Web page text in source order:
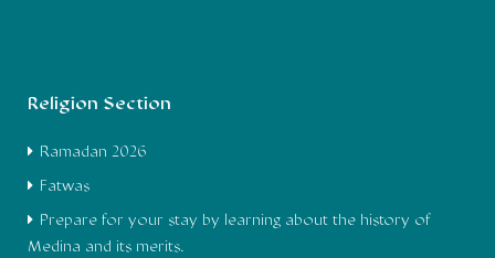
Religion Section
Ramadan 2026
Fatwas
Prepare for your stay by learning about the history of
Medina and its merits.